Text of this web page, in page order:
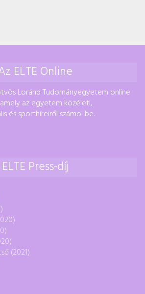
ELTE Online
Loránd Tudományegyetem online
az egyetem közéleti,
és sporthíreiről számol be.
ELTE Press-díj
(2021)